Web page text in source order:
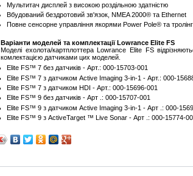
Мультитач дисплей з високою роздільною здатністю
Вбудований бездротовий зв'язок, NMEA 2000® та Ethernet
Повне сенсорне управління якорями Power Pole® та
Варіанти моделей та комплектації Lowrance Elite FS
Моделі ехолота/картплоттера Lowrance Elite FS
комлектацією датчиками цих моделей.
Elite FS™ 7 без датчиків - Арт.: 000-15703-001
Elite FS™ 7 з датчиком Active Imaging 3-in-1 - Арт.: 000-
Elite FS™ 7 з датчиком HDI - Арт.: 000-15696-001
Elite FS™ 9 без датчиків - Арт .: 000-15707-001
Elite FS™ 9 з датчиком Active Imaging 3-in-1 - Арт .: 000-
Elite FS™ 9 з ActiveTarget ™ Live Sonar - Арт .: 000-15774-